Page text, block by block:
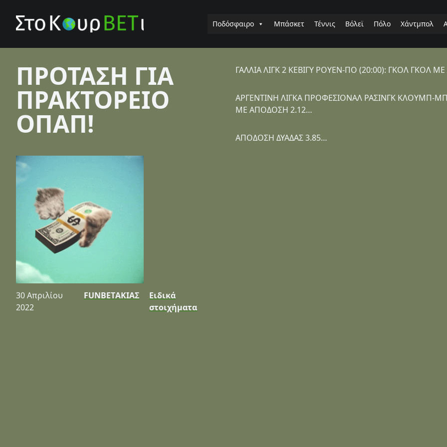
Ποδόσφαιρο Μπάσκετ Τέννις Βόλεϊ Πόλο Χάντμπολ
ΠΡΟΤΑΣΗ ΓΙΑ
ΠΡΑΚΤΟΡΕΙΟ
ΟΠΑΠ!
30 Απριλίου
2022
FUNBETΑΚΙΑΣ
Ειδικά
στοιχήματα
ΓΑΛΛΙΑ ΛΙΓΚ 2 ΚΕΒΙΓΥ ΡΟΥΕΝ-ΠΟ (20:00): ΓΚΟΛ ΓΚΟΛ
ΑΡΓΕΝΤΙΝΗ ΛΙΓΚΑ ΠΡΟΦΕΣΙΟΝΑΛ ΡΑΣΙΝΓΚ ΚΛΟΥΜΠ-
ΜΕ ΑΠΟΔΟΣΗ 2.12…
ΑΠΟΔΟΣΗ ΔΥΑΔΑΣ 3.85…